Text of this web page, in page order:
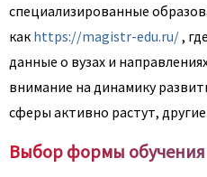
специализированные
как https://magistr-edu.ru/,
данные о вузах и
внимание на динамику
сферы активно растут,
Выбор формы обучения